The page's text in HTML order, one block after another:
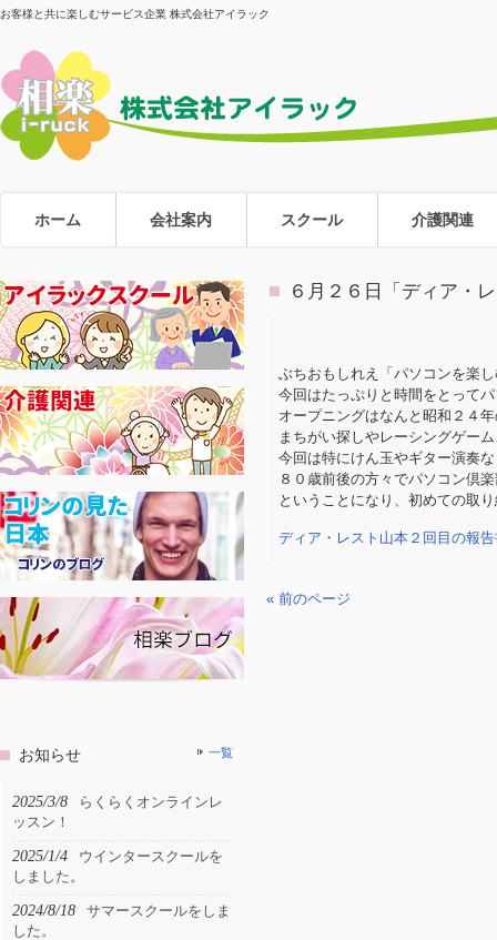
お客様と共に楽しむサービス企業 株式会社アイラック
ホーム 会社案内 スクール 介護関連
６月２６日「ディア・
ぶちおもしれえ「パソコンを楽
今回はたっぷりと時間をとって
オープニングはなんと昭和２４
まちがい探しやレーシングゲー
今回は特にけん玉やギター演奏
８０歳前後の方々でパソコン倶
ということになり、初めての取
ディア・レスト山本２回目の報
« 前のページ
お知らせ 一覧
2025/3/8
らくらくオンラインレ
ッスン！
2025/1/4
ウインタースクールを
しました。
2024/8/18
サマースクールをしま
した。